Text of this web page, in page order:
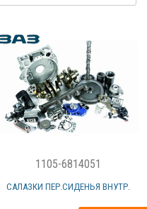
1105-6814051
САЛАЗКИ ПЕР.СИДЕНЬЯ ВНУТР.